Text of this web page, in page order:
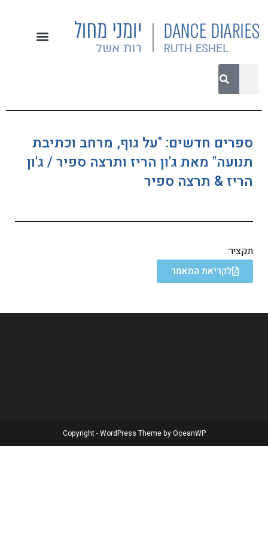
ספרים חדשים: "על גוף, מרחב וכתיבת
תנועה" מאת ג'ון הריז ותרצה ספיר / ג'ון
הריז & תרצה ספיר
תקציר:
לקריאת המאמר
Copyright - WordPress Theme by OceanWP